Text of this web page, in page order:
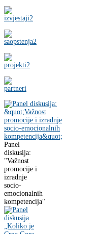
Panel
diskusija:
"Važnost
promocije i
izradnje
socio-
emocionalnih
kompetencija"